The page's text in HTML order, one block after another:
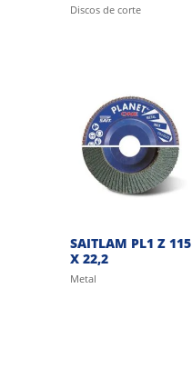
Discos de corte
SAITLAM PL1 Z 115
X 22,2
Metal